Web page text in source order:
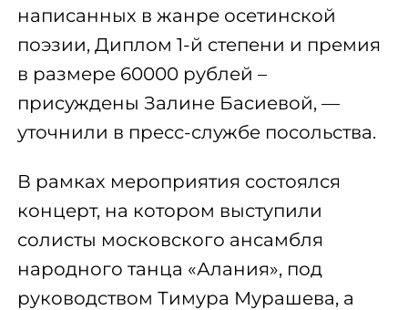
написанных в жанре осетинской
поэзии, Диплом 1-й степени и премия
в размере 60000 рублей –
присуждены Залине Басиевой, —
уточнили в пресс-службе посольства.
В рамках мероприятия состоялся
концерт, на котором выступили
солисты московского ансамбля
народного танца «Алания», под
руководством Тимура Мурашева, а